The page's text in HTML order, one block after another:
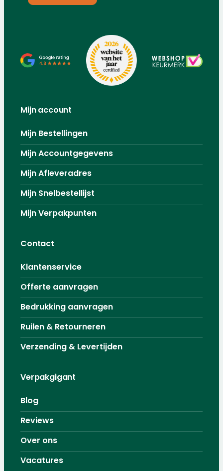
Mijn account
Mijn Bestellingen
Mijn Accountgegevens
Mijn Afleveradres
Mijn Snelbestellijst
Mijn Verpakpunten
Contact
Klantenservice
Offerte aanvragen
Bedrukking aanvragen
Ruilen & Retourneren
Verzending & Levertijden
Verpakgigant
Blog
Reviews
Over ons
Vacatures